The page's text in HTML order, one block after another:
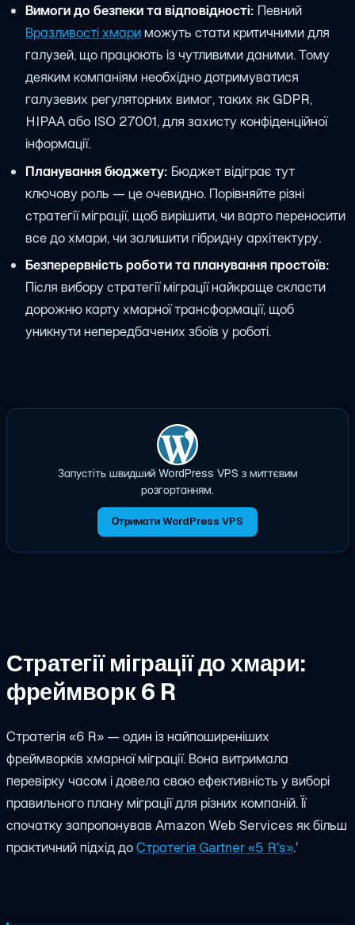
Вимоги до безпеки та відповідності: Певний
Вразливості хмариможуть стати критичними для
галузей, що працюють із чутливими даними. Тому
деяким компаніям необхідно дотримуватися
галузевих регуляторних вимог, таких як GDPR,
HIPAA або ISO 27001, для захисту конфіденційної
інформації.
Планування бюджету: Бюджет відіграє тут
ключову роль — це очевидно. Порівняйте різні
стратегії міграції, щоб вирішити, чи варто переносити
все до хмари, чи залишити гібридну архітектуру.
Безперервність роботи та планування простоїв:
Після вибору стратегії міграції найкраще скласти
дорожню карту хмарної трансформації, щоб
уникнути непередбачених збоїв у роботі.
Запустіть швидший WordPress VPS з миттєвим
розгортанням.
Отримати WordPress VPS
Стратегії міграції до хмари:
фреймворк 6 R
Стратегія «6 R» — один із найпоширеніших
фреймворків хмарної міграції. Вона витримала
перевірку часом і довела свою ефективність у виборі
правильного плану міграції для різних компаній. Її
спочатку запропонував Amazon Web Services як більш
практичний підхід доСтратегія Gartner «5 R's».’